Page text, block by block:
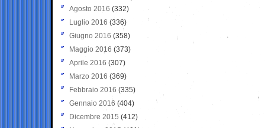
Agosto 2016 (332)
Luglio 2016 (336)
Giugno 2016 (358)
Maggio 2016 (373)
Aprile 2016 (307)
Marzo 2016 (369)
Febbraio 2016 (335)
Gennaio 2016 (404)
Dicembre 2015 (412)